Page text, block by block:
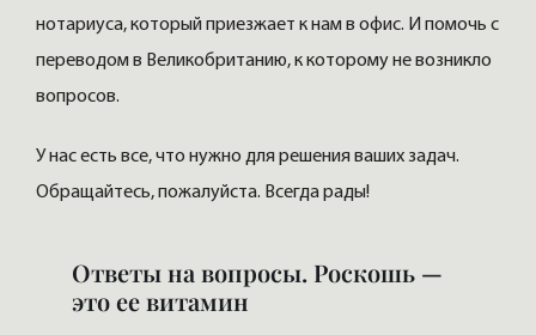
нотариуса, который приезжает к нам в офис. И помочь с
переводом в Великобританию, к которому не возникло
вопросов.
У нас есть все, что нужно для решения ваших задач.
Обращайтесь, пожалуйста. Всегда рады!
Ответы на вопросы. Роскошь —
это ее витамин